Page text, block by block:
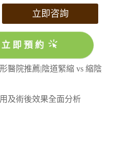
立即咨詢
即預約
醫院推薦|陰道緊縮 vs 縮陰
及術後效果全面分析